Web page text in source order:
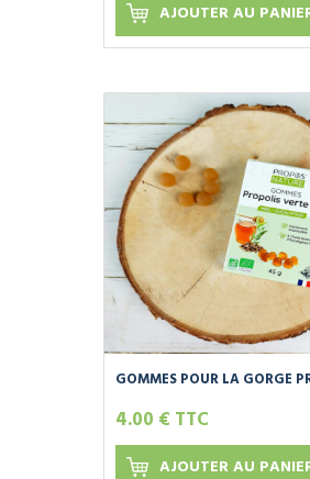
AJOUTER AU
GOMMES POUR LA GORGE
4.00 € TTC
AJOUTER AU